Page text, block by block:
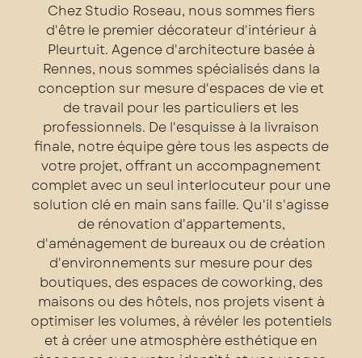
Chez Studio Roseau, nous sommes fiers
d'être le premier décorateur d'intérieur à
Pleurtuit. Agence d'architecture basée à
Rennes, nous sommes spécialisés dans la
conception sur mesure d'espaces de vie et
de travail pour les particuliers et les
professionnels. De l'esquisse à la livraison
finale, notre équipe gère tous les aspects de
votre projet, offrant un accompagnement
complet avec un seul interlocuteur pour une
solution clé en main sans faille. Qu'il s'agisse
de rénovation d'appartements,
d'aménagement de bureaux ou de création
d'environnements sur mesure pour des
boutiques, des espaces de coworking, des
maisons ou des hôtels, nos projets visent à
optimiser les volumes, à révéler les potentiels
et à créer une atmosphère esthétique en